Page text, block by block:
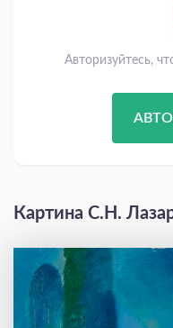
Авторизуйтесь,
Картина С.Н.